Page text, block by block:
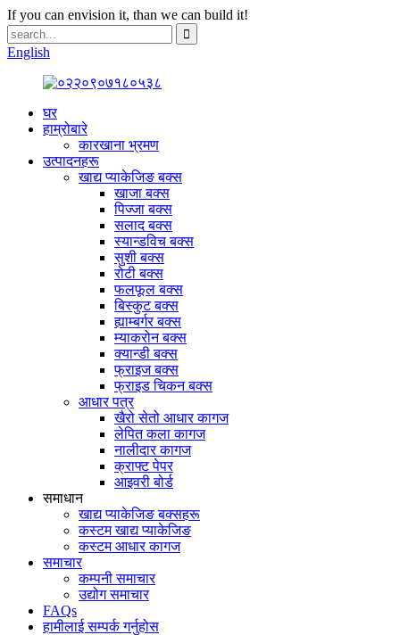
If you can envision it, than we can build it!
English
घर
हाम्रोबारे
कारखाना भ्रमण
उत्पादनहरू
खाद्य प्याकेजिङ बक्स
खाजा बक्स
पिज्जा बक्स
सलाद बक्स
स्यान्डविच बक्स
सुशी बक्स
रोटी बक्स
फलफूल बक्स
बिस्कुट बक्स
ह्याम्बर्गर बक्स
म्याकरोन बक्स
क्यान्डी बक्स
फ्राइज बक्स
फ्राइड चिकन बक्स
आधार पत्र
खैरो सेतो आधार कागज
लेपित कला कागज
नालीदार कागज
क्राफ्ट पेपर
आइवरी बोर्ड
समाधान
खाद्य प्याकेजिङ बक्सहरू
कस्टम खाद्य प्याकेजिङ
कस्टम आधार कागज
समाचार
कम्पनी समाचार
उद्योग समाचार
FAQs
हामीलाई सम्पर्क गर्नुहोस